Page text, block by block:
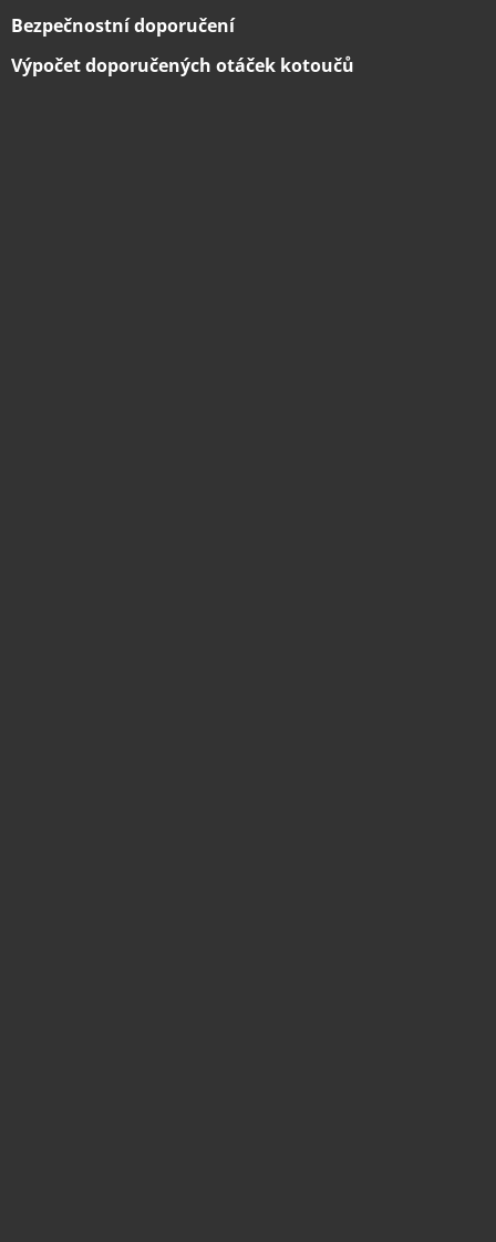
Bezpečnostní doporučení
Výpočet doporučených otáček kotoučů